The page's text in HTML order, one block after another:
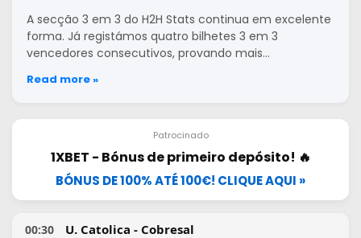
A secção 3 em 3 do H2H Stats continua em excelente
forma. Já registámos quatro bilhetes 3 em 3
vencedores consecutivos, provando mais…
Read more »
Patrocinado
1XBET - Bónus de primeiro depósito! 🔥
BÓNUS DE 100% ATÉ 100€! CLIQUE AQUI »
00:30 U. Catolica - Cobresal